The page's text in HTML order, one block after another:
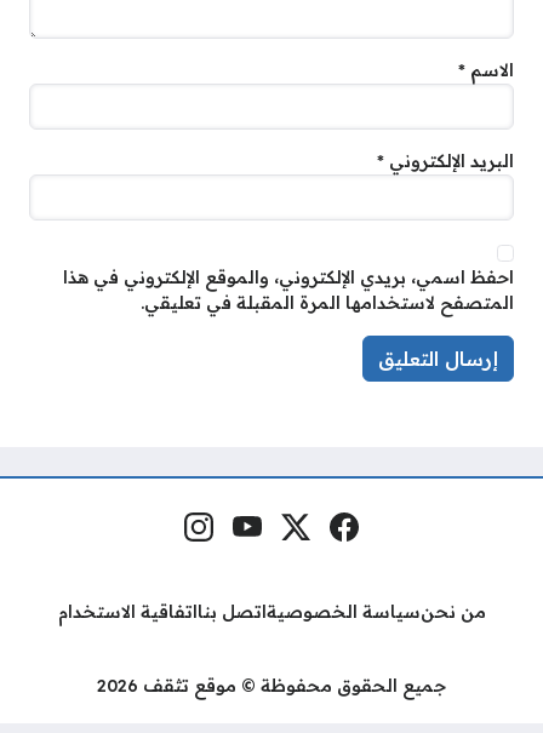
الاسم *
البريد الإلكتروني *
احفظ اسمي، بريدي الإلكتروني، والموقع الإلكتروني في هذا
المتصفح لاستخدامها المرة المقبلة في تعليقي.
مواقع التواصل فيسبوكمنصة إكس
يوتيوبإنستغرام
من نحنسياسة الخصوصيةاتصل بنااتفاقية الاستخدام
جميع الحقوق محفوظة © موقع تثقف 2026